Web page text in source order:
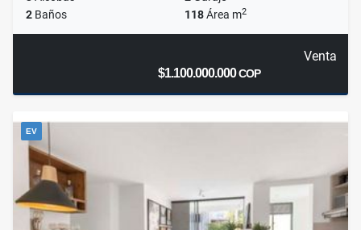
2 Baños 118Área m2
Venta
$1.100.000.000COP
EV